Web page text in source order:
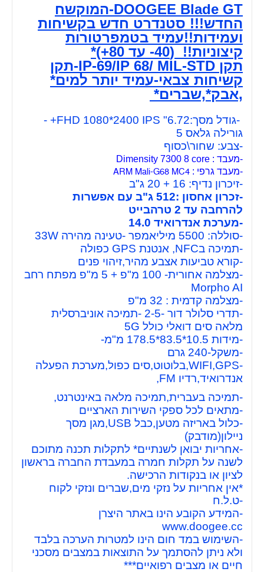
DOOGEE Blade GT-המוקשח
החדש!!! סטנדרט חדש בקשיחות
ועמידות!!עמיד בטמפרטורות
קיצוניות!! (40- עד 80+)*
תקן IP-69/IP 68/ MIL-STD-תקן
קשיחות צבאי-עמיד יותר למים*
,אבק*,שברים*
-גודל מסך:6.72" FHD 1080*2400 IPS+ -
גורילה גלאס 5
-צבע: שחור\כסוף
-מעבד : Dimensity 7300 8 core
-מעבד גרפי : ARM Mali-G68 MC4
-זיכרון נדיף: 16 + 20 ג"ב
-זכרון אחסון :512 ג"ב עם אפשרות
להרחבה עד 2 טרהבייט
-מערכת אנדרואיד 14.0
-סוללה: 5500 מיליאמפר -טעינה מהירה 33W
-תמיכה בNFC, אנטנת GPS כפולה
-קורא טביעות אצבע מהיר,זיהוי פנים
-מצלמה אחורית- 100 מ"פ + 5 מ"פ מפתח רחב
Morpho AI
-מצלמה קדמית : 32 מ"פ
-תדרי סלולר דור -2-5 -תמיכה אוניברסלית
מלאה סים דואלי כולל 5G
-מידות 10.5*83.5*178.5
מ"מ-
-משקל-240 גרם
-WIFI,GPS,בלוטוט,סים כפול,מערכת הפעלה
אנדרואיד,רדיו FM,
-תמיכה בעברית,תמיכה מלאה באינטרנט,
-מתאים לכל ספקי השירות הארציים
-כלול באריזה מטען,כבל USB,מגן מסך
ניילון(מודבק)
-אחריות יבואן לשנתיים* לתקלות תכנה מתוכם
לשנה על תקלות חמרה במעבדת החברה בראשון
לציון או בנקודות הרכישה.
*אין אחריות על נזקי מים,שברים ונזקי לקוח
-ט.ל.ח
-המידע הקובע הינו באתר היצרן
www.doogee.cc
-השימוש במד חום הינו למטרות הערכה בלבד
ולא ניתן להסתמך על התוצאות במצבים מסכני
חיים או מצבים רפואיים***